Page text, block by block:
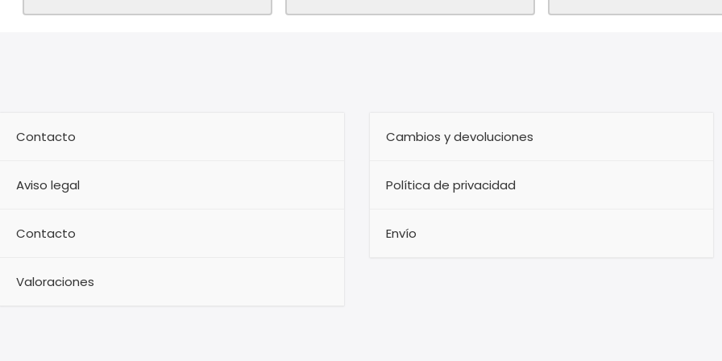
Contacto
Aviso legal
Contacto
Valoraciones
Cambios y devoluciones
Política de privacidad
Envío